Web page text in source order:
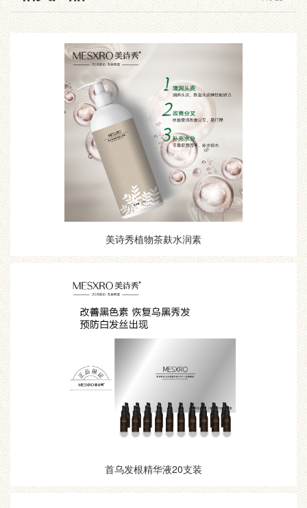
美诗秀植物茶麸水润素
首乌发根精华液20支装